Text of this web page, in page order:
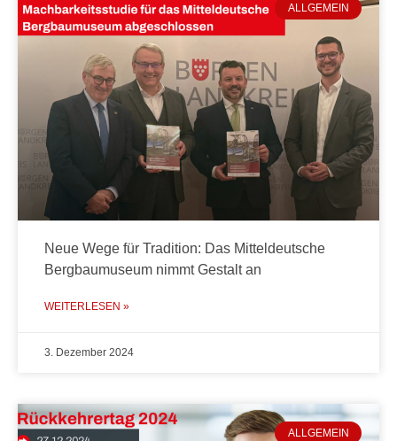
ALLGEMEIN
Neue Wege für Tradition: Das Mitteldeutsche
Bergbaumuseum nimmt Gestalt an
WEITERLESEN »
3. Dezember 2024
ALLGEMEIN